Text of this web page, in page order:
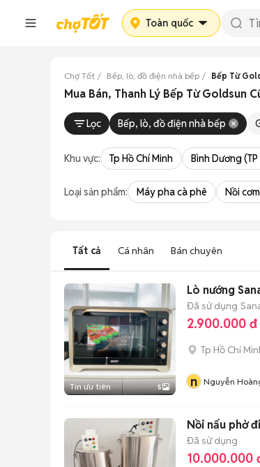
Toàn quốc
Chợ Tốt Bếp, lò, đồ điện nhà bếp Bếp Từ
Mua Bán, Thanh Lý Bếp Từ Goldsun
Lọc Bếp, lò, đồ điện nhà bếp
Khu vực: Tp Hồ Chí Minh Bình Dương
Loại sản phẩm: Máy pha cà phê Nồi
Tất cả Cá nhân Bán chuyên
Tin ưu tiên 5
Lò nướng
Đã sử dụng
2.900.000 đ
Tp Hồ Chí
n Nguyễn
Nồi nấu phở
Đã sử dụng
10.000.000